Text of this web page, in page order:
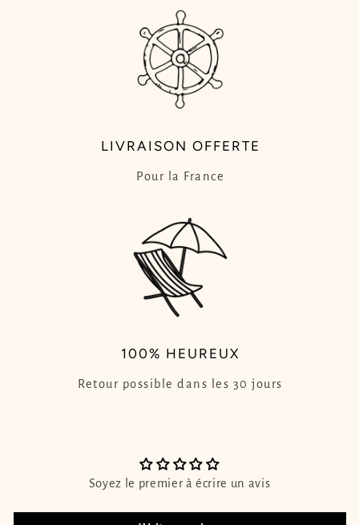
LIVRAISON OFFERTE
Pour la France
100% HEUREUX
Retour possible dans les 30 jours
Soyez le premier à écrire un avis